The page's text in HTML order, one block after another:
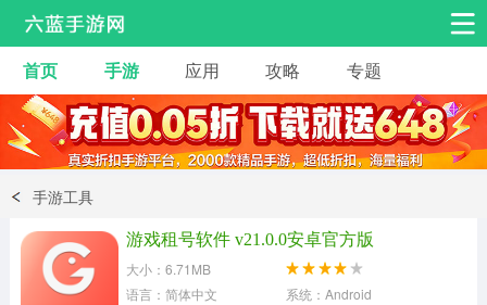
安卓手游 手游工具
热门手游 角色扮演 益智休闲
动作射击
冒险解谜
首页 手游 应用 攻略 专题
手游工具
游戏租号软件 v21.0.0安卓官方版
大小：6.71MB
语言：简体中文
系统：Android